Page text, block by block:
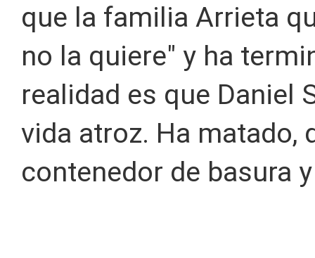
que la familia Arrieta
no la quiere" y ha
realidad es que Daniel
vida atroz. Ha matado,
contenedor de basura